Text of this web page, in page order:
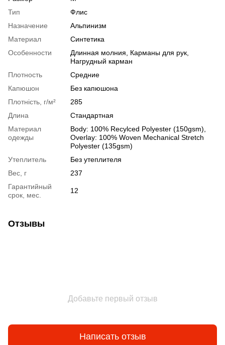
Тип
Флис
Назначение
Альпинизм
Материал
Синтетика
Особенности
Длинная молния, Карманы для рук,
Нагрудный карман
Плотность
Средние
Капюшон
Без капюшона
Плотність, г/м²
285
Длина
Стандартная
Материал
одежды
Body: 100% Recylced Polyester (150gsm),
Overlay: 100% Woven Mechanical Stretch
Polyester (135gsm)
Утеплитель
Без утеплителя
Вес, г
237
Гарантийный
срок, мес.
12
Отзывы
Добавьте первый отзыв
Написать отзыв